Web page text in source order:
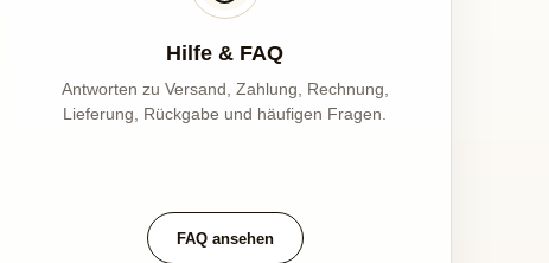
Hilfe & FAQ
Antworten zu Versand, Zahlung, Rechnung,
Lieferung, Rückgabe und häufigen Fragen.
FAQ ansehen